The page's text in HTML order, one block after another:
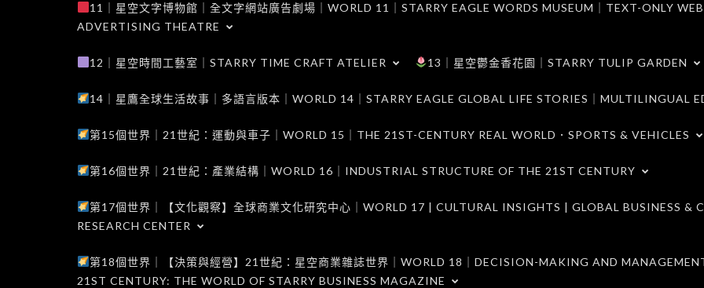
11｜星空文字博物館｜全文字網站廣告劇場｜WORLD 11｜STARRY EAGLE WORDS MUSEUM｜TEXT-ONLY
ADVERTISING THEATRE
12｜星空時間工藝室｜STARRY TIME CRAFT ATELIER 13｜星空鬱金香花園｜STARRY TULIP GARDEN
14｜星鷹全球生活故事｜多語言版本｜WORLD 14｜STARRY EAGLE GLOBAL LIFE STORIES｜MULTILINGUAL
第15個世界｜21世紀：運動與車子｜WORLD 15｜THE 21ST-CENTURY REAL WORLD．SPORTS & VEHICLES
第16個世界｜21世紀：產業結構｜WORLD 16｜INDUSTRIAL STRUCTURE OF THE 21ST CENTURY
第17個世界｜【文化觀察】全球商業文化研究中心｜WORLD 17 | CULTURAL INSIGHTS | GLOBAL BUSINESS &
RESEARCH CENTER
第18個世界｜【決策與經營】21世紀：星空商業雜誌世界｜WORLD 18｜DECISION-MAKING AND
21ST CENTURY: THE WORLD OF STARRY BUSINESS MAGAZINE